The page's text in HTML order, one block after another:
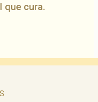
que cura.